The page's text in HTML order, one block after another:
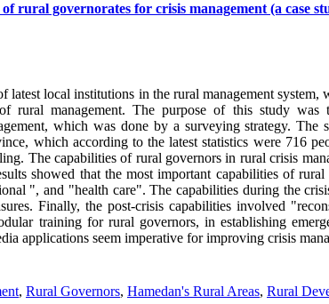
rural governorates for crisis management (a case
latest local institutions in the rural management system,
rural management.The purpose of this study was
which was done by a surveying strategy.
which according to the latest statistics were 716
The capabilities of rural governors in rural crisis
showed that the most important capabilities of
", and "health care". The capabilities during the
Finally, the post-crisis capabilities involved
training for rural governors, in establishing
applications seem imperative for improving crisis
, Rural Governors, Hamedan's Rural Areas, Rural